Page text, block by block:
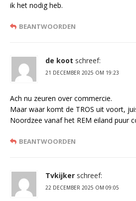
ik het nodig heb.
BEANTWOORDEN
de koot schreef:
21 DECEMBER 2025 OM 19:23
Ach nu zeuren over commercie.
Maar waar komt de TROS uit voort,
Noordzee vanaf het REM eiland puur
BEANTWOORDEN
Tvkijker schreef:
22 DECEMBER 2025 OM 09:05